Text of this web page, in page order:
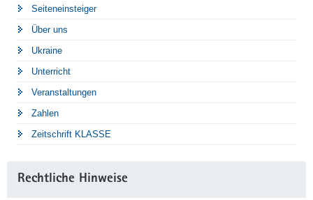
Seiteneinsteiger
Über uns
Ukraine
Unterricht
Veranstaltungen
Zahlen
Zeitschrift KLASSE
Rechtliche Hinweise